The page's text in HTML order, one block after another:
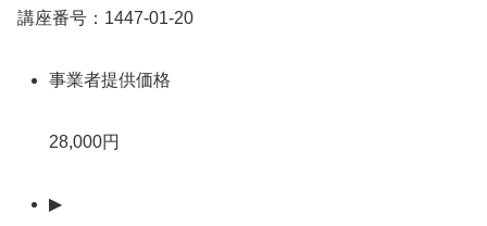
講座番号：1447-01-20
事業者提供価格
28,000円
▶